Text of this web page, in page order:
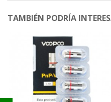
TAMBIÉN PODRÍA